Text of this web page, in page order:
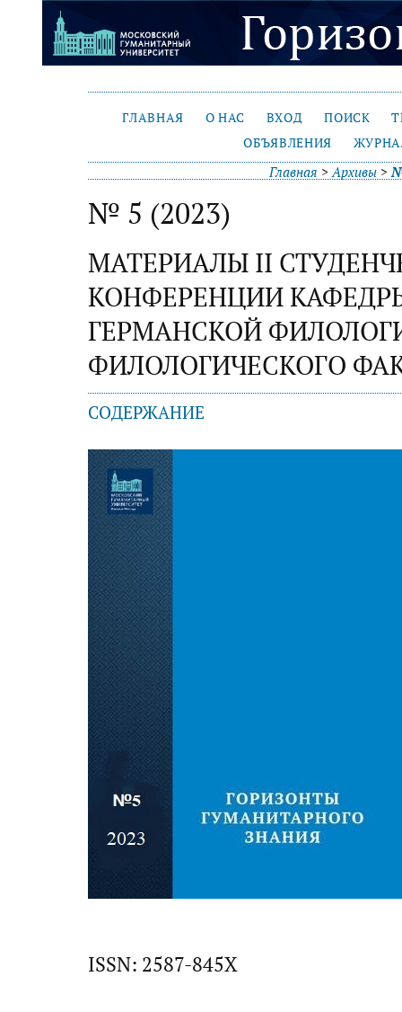
ГЛАВНАЯ О НАС ВХОД ПОИСК
ОБЪЯВЛЕНИЯ
Главная >Архивы>
№ 5 (2023)
МАТЕРИАЛЫ II
КОНФЕРЕНЦИИ
ГЕРМАНСКОЙ
ФИЛОЛОГИЧЕСКОГО
СОДЕРЖАНИЕ
ISSN: 2587-845X